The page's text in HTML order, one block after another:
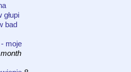
bad
moje